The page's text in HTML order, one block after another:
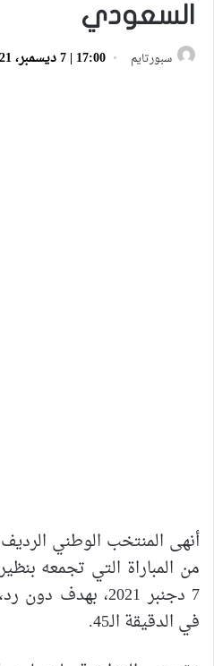
السعودي
سبورتايم 17:00 | 7 ديسمبر، 2021
أنهى المنتخب الوطني الرديف
من المباراة التي تجمعه
7 دجنبر 2021،
في الدقيقة الـ45.